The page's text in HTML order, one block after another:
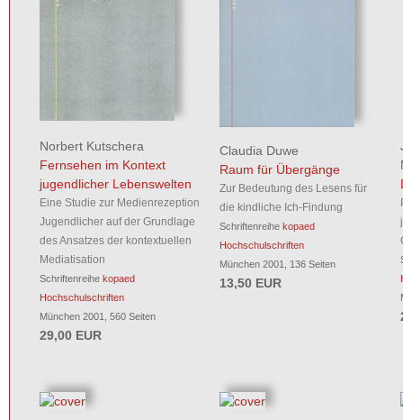
Norbert Kutschera
Fernsehen im Kontext
jugendlicher Lebenswelten
Eine Studie zur Medienrezeption
Jugendlicher auf der Grundlage
des Ansatzes der kontextuellen
Mediatisation
Schriftenreihe kopaed
Hochschulschriften
München 2001, 560 Seiten
29,00 EUR
Claudia Duwe
Raum für Übergänge
Zur Bedeutung des Lesens für
die kindliche Ich-Findung
Schriftenreihe kopaed
Hochschulschriften
München 2001, 136 Seiten
13,50 EUR